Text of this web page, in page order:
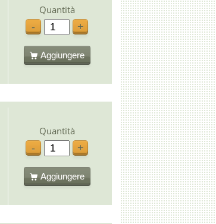
Quantità
-
+
Aggiungere
Quantità
-
+
Aggiungere